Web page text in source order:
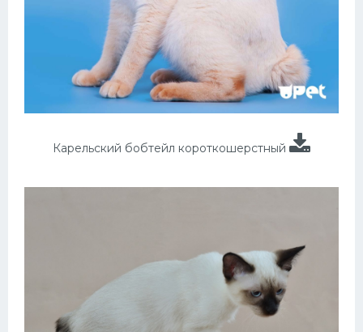
Карельский бобтейл короткошерстный